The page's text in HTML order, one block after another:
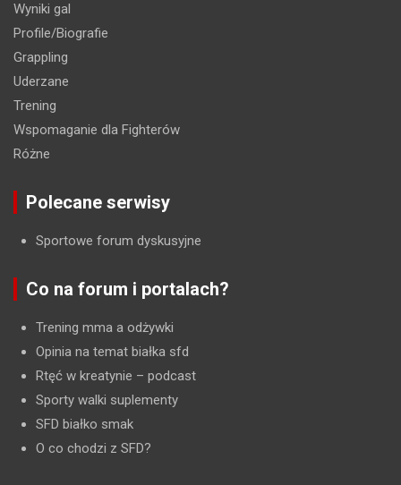
Wyniki gal
Profile/Biografie
Grappling
Uderzane
Trening
Wspomaganie dla Fighterów
Różne
Polecane serwisy
Sportowe forum dyskusyjne
Co na forum i portalach?
Trening mma a odżywki
Opinia na temat białka sfd
Rtęć w kreatynie – podcast
Sporty walki suplementy
SFD białko smak
O co chodzi z SFD?